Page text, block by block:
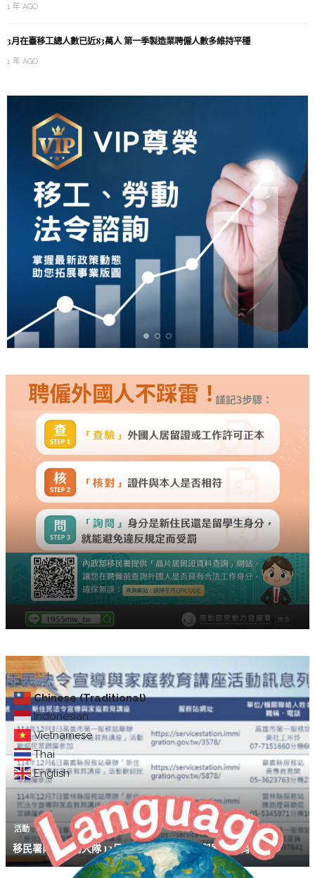
Chinese (Traditional)
Indonesian
Vietnamese
Thai
English
1 年 AGO
3月在臺移工總人數已近83萬人 第一季製造業聘僱人數多維持平穩
1 年 AGO
活動
移民署南區事務大隊 12月「新住民法令宣導與家庭教育講座」